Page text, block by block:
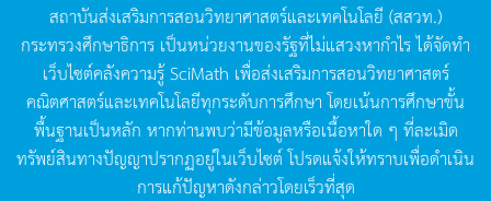
สถาบันส่งเสริมการสอนวิทยาศาสตร์และเทคโนโลยี (สสวท.)
กระทรวงศึกษาธิการ เป็นหน่วยงานของรัฐที่ไม่แสวงหากำไรได้จัดทำ
เว็บไซต์คลังความรู้SciMath เพื่อส่งเสริมการสอนวิทยาศาสตร์
คณิตศาสตร์และเทคโนโลยีทุกระดับการศึกษา โดยเน้นการศึกษาขั้น
พื้นฐานเป็นหลัก หากท่านพบว่ามีข้อมูลหรือเนื้อหาใด ๆ ที่ละเมิด
ทรัพย์สินทางปัญญาปรากฏอยู่ในเว็บไซต์โปรดแจ้งให้ทราบเพื่อดำเนิน
การแก้ปัญหาดังกล่าวโดยเร็วที่สุด